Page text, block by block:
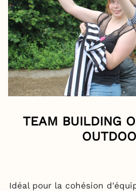
TEAM BUILDING
Idéal pour la cohésion